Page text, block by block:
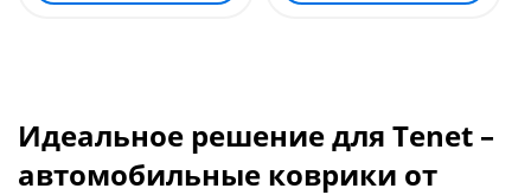
Идеальное решение для Tenet –
автомобильные коврики от